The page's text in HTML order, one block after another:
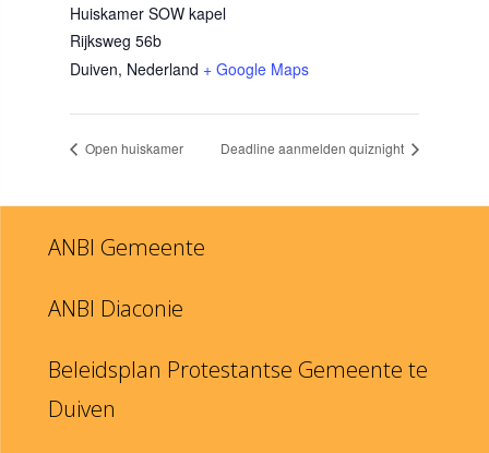
Huiskamer SOW kapel
Rijksweg 56b
Duiven, Nederland + Google Maps
Open huiskamer Deadline aanmelden quiznight
ANBI Gemeente
ANBI Diaconie
Beleidsplan Protestantse Gemeente te
Duiven